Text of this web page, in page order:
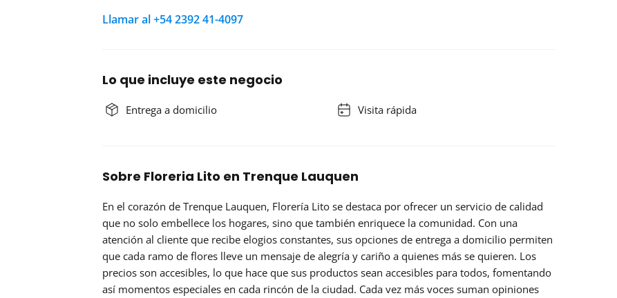
Llamar al +54 2392 41-4097
Lo que incluye este negocio
Entrega a domicilio Visita rápida
Sobre Floreria Lito en Trenque Lauquen
En el corazón de Trenque Lauquen, Florería Lito se destaca por ofrecer un servicio de calidad
que no solo embellece los hogares, sino que también enriquece la comunidad. Con una
atención al cliente que recibe elogios constantes, sus opciones de entrega a domicilio permiten
que cada ramo de flores lleve un mensaje de alegría y cariño a quienes más se quieren. Los
precios son accesibles, lo que hace que sus productos sean accesibles para todos, fomentando
así momentos especiales en cada rincón de la ciudad. Cada vez más voces suman opiniones